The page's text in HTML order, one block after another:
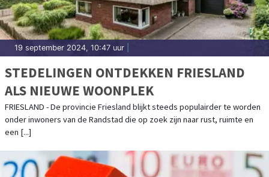
19 september 2024, 10:47 uur
STEDELINGEN ONTDEKKEN FRIESLAND
ALS NIEUWE WOONPLEK
FRIESLAND - De provincie Friesland blijkt steeds populairder te worden
onder inwoners van de Randstad die op zoek zijn naar rust, ruimte en
een [...]